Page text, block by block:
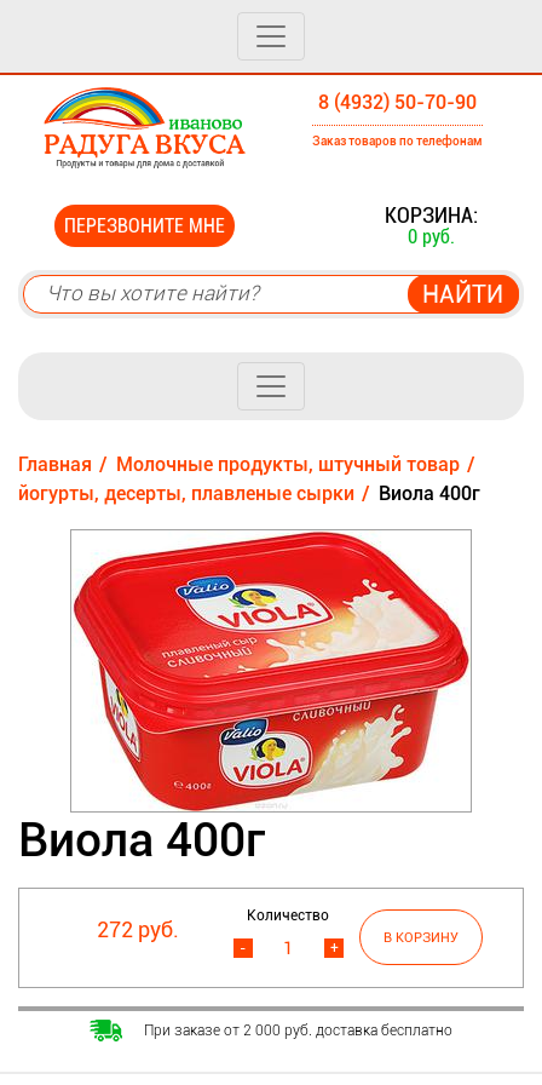
8 (4932) 50-70-90
Заказ товаров по телефонам
ПЕРЕЗВОНИТЕ МНЕ КОРЗИНА:
0 руб.
Главная
Молочные продукты, штучный товар
йогурты, десерты, плавленые сырки
Виола 400г
Виола 400г
272 руб.
Количество
+
-
При заказе от 2 000 руб. доставка бесплатно